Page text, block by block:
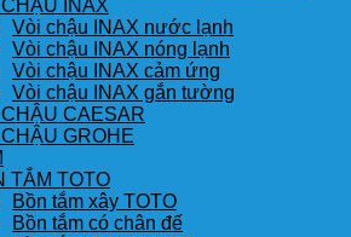
INAX
Vòi chậu INAX nước lạnh
Vòi chậu INAX nóng lạnh
Vòi chậu INAX cảm ứng
Vòi chậu INAX gắn tường
CAESAR
GROHE
TẮM TOTO
Bồn tắm xây TOTO
Bồn tắm có chân đế